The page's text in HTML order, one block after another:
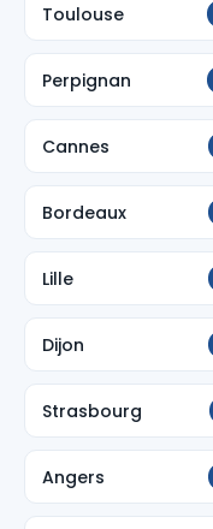
Toulouse
Perpignan
Cannes
Bordeaux
Lille
Dijon
Strasbourg
Angers